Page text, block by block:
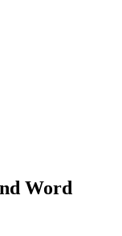
Word